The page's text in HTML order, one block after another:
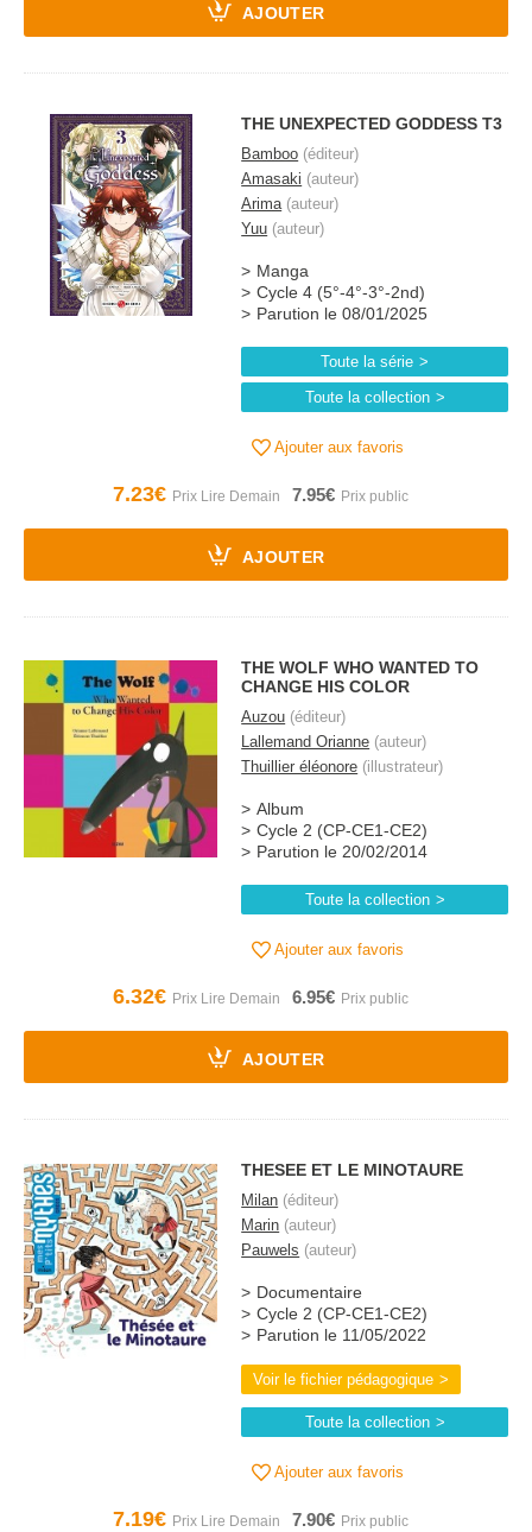
AJOUTER
THE UNEXPECTED GODDESS T3
Bamboo (éditeur)
Amasaki (auteur)
Arima(auteur)
Yuu (auteur)
Manga
Cycle 4 (5°-4°-3°-2nd)
Parution le 08/01/2025
Toute la série
Toute la collection
Ajouter aux favoris
7.23€ 7.95€
AJOUTER
THE WOLF WHO WANTED TO
CHANGE HIS COLOR
Auzou (éditeur)
Lallemand Orianne (auteur)
Thuillier éléonore (illustrateur)
Album
Cycle 2 (CP-CE1-CE2)
Parution le 20/02/2014
Toute la collection
Ajouter aux favoris
6.32€ 6.95€
AJOUTER
THESEE ET LE MINOTAURE
Milan (éditeur)
Marin (auteur)
Pauwels (auteur)
Documentaire
Cycle 2 (CP-CE1-CE2)
Parution le 11/05/2022
Voir le fichier pédagogique
Toute la collection
Ajouter aux favoris
7.19€ 7.90€